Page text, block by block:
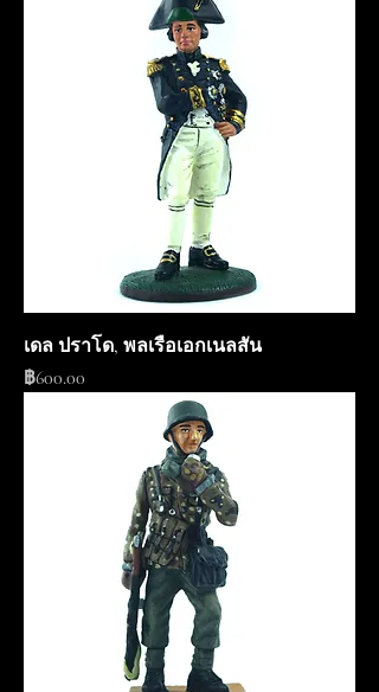
เดล ปราโด, พลเรือเอกเนลสัน
ราคา
฿600.00